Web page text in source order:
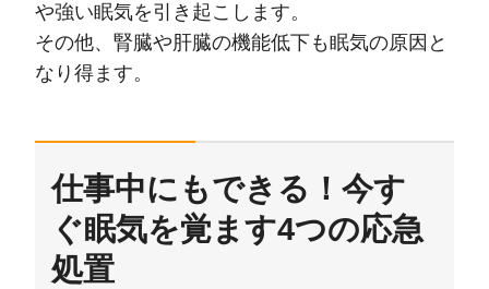
や強い眠気を引き起こします。
その他、腎臓や肝臓の機能低下も眠気の原因と
なり得ます。
仕事中にもできる！今す
ぐ眠気を覚ます4つの応急
処置